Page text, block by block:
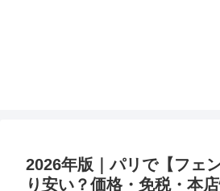
2026年版｜パリで【フェ
り安い？価格・免税・本